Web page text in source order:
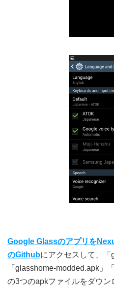
Google Glassのアプリを
のGithubにアクセスして、「
「glasshome-modded.apk」
の3つのapkファイルをダウン